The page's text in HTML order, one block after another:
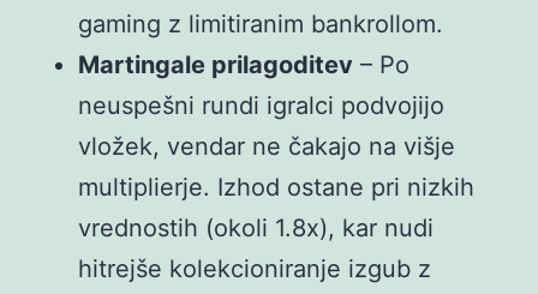
gaming z limitiranim bankrollom.
Martingale prilagoditev – Po
neuspešni rundi igralci podvojijo
vložek, vendar ne čakajo na višje
multiplierje. Izhod ostane pri nizkih
vrednostih (okoli 1.8x), kar nudi
hitrejše kolekcioniranje izgub z